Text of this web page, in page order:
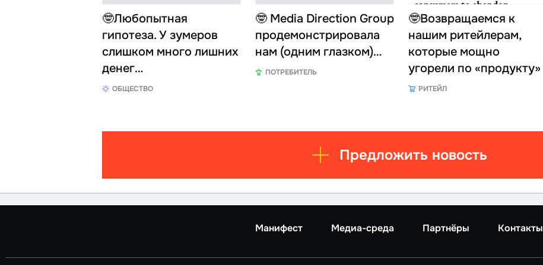
🤓Любопытная
гипотеза. У зумеров
слишком много лишних
денег…
ОБЩЕСТВО
🤓 Media Direction Group
продемонстрировала
нам (одним глазком)…
ПОТРЕБИТЕЛЬ
🤓Возвращаемся к
нашим ритейлерам,
которые мощно
угорели по «продукту»
РИТЕЙЛ
Предложить новость
Манифест Медиа-среда Партнёры Контакты